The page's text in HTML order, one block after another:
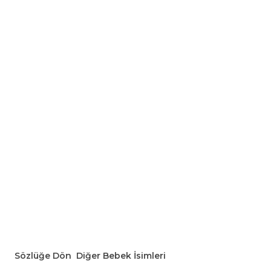
Sözlüğe Dön Diğer Bebek İsimleri